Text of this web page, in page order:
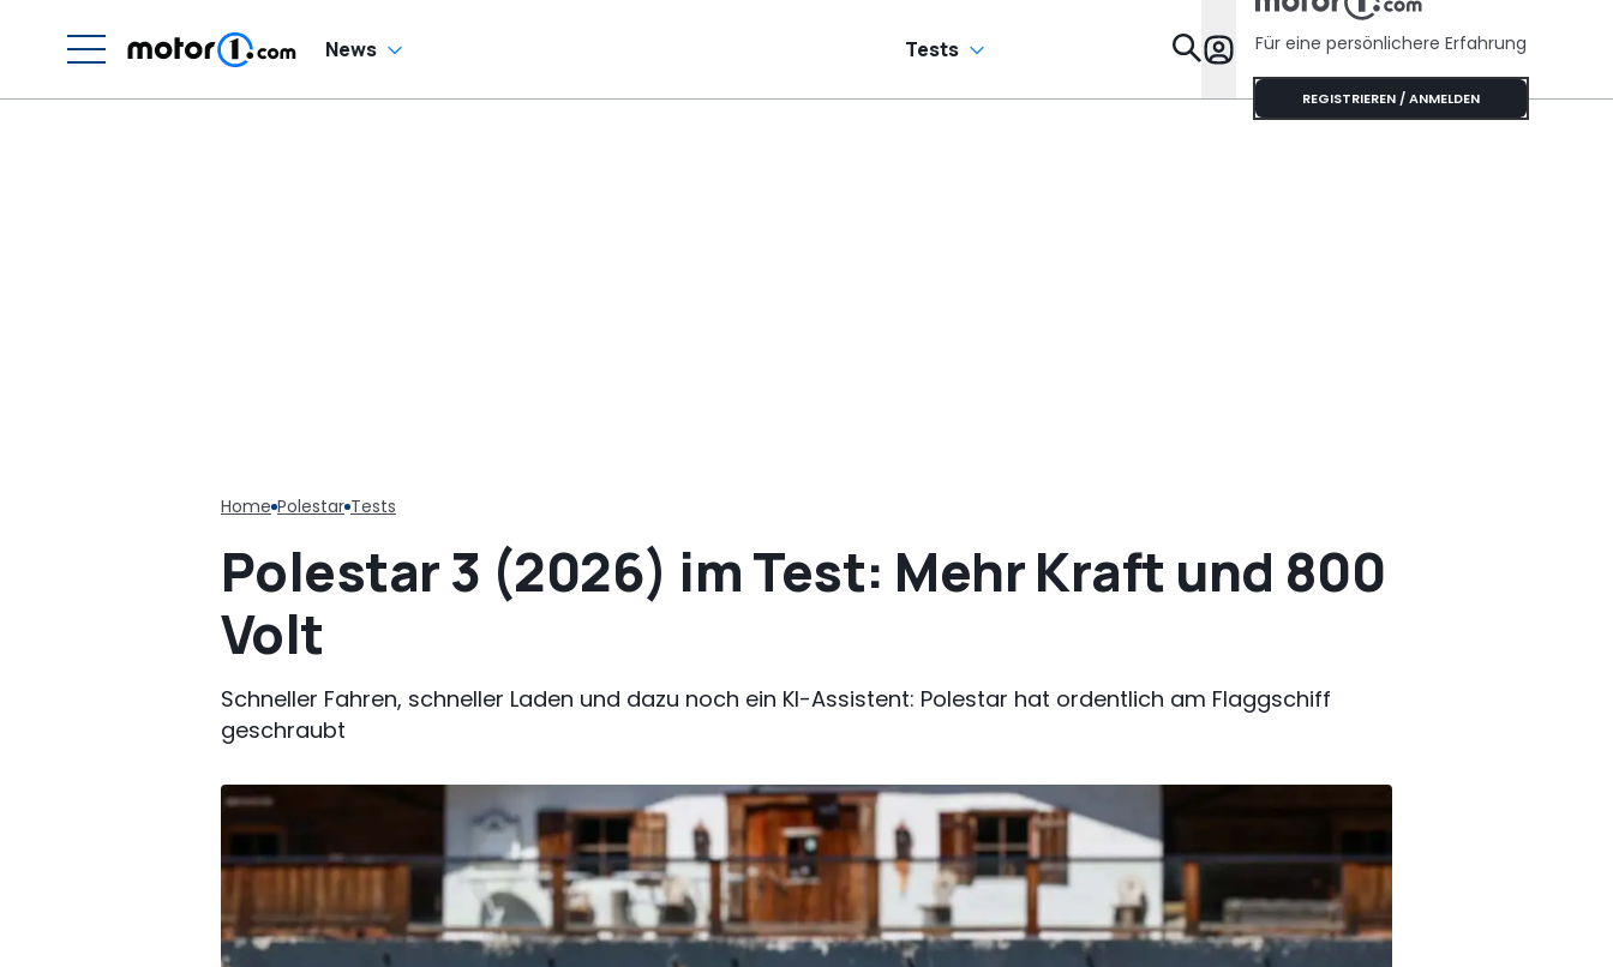
News Tests Specials
Für eine persönlichere Erfahrung
REGISTRIEREN / ANMELDEN
Home Polestar Tests
Polestar 3 (2026) im Test: Mehr Kraft und 800
Volt
Schneller Fahren, schneller Laden und dazu noch ein KI-Assistent: Polestar hat ordentlich am Flaggschiff
geschraubt